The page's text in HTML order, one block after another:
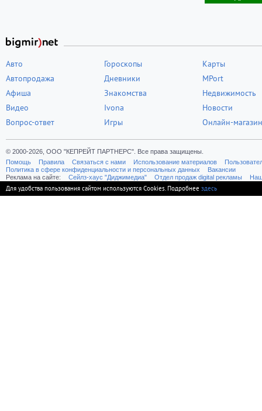
Авто
Автопродажа
Афиша
Видео
Вопрос-ответ
Гороскопы
Дневники
Знакомства
Ivona
Игры
Карты
MPort
Недвижимость
Новости
Онлайн-магазин
© 2000-2026, ООО "КЕПРЕЙТ ПАРТНЕРС". Все права защищены.
Помощь
Правила Связаться с нами Использование материалов
Политика в сфере конфиденциальности и персональных данных
Вакансии
Реклама на сайте:
Cейлз-хаус "Диджимедиа" Отдел продаж digital рекламы
Для удобства пользования сайтом используются Cookies. Подробнее здесь